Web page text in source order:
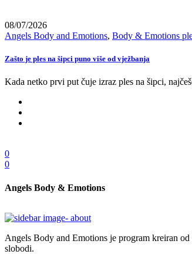
08/07/2026
Angels Body and Emotions, Body & Emotions
Zašto je ples na šipci puno više od vježbanja
Kada netko prvi put čuje izraz ples na šipci,
0
0
Angels Body & Emotions
Angels Body and Emotions je program kreiran
slobodi.